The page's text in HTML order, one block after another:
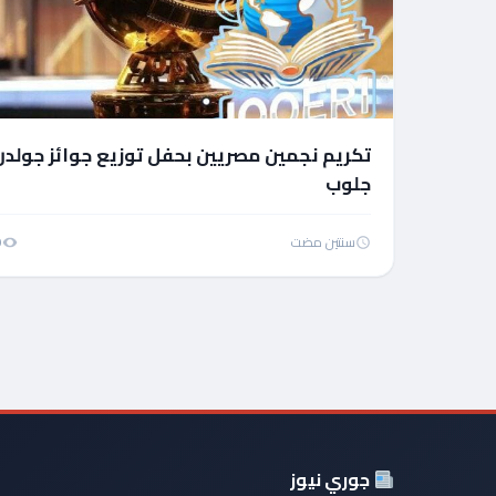
تكريم نجمين مصريين بحفل توزيع جوائز
جلوب
سنتين مضت
جوري نيوز